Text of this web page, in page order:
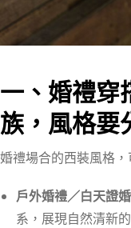
一、婚禮穿
族，風格要
婚禮場合的西裝風格
戶外婚禮／白天證婚
系，展現自然清新